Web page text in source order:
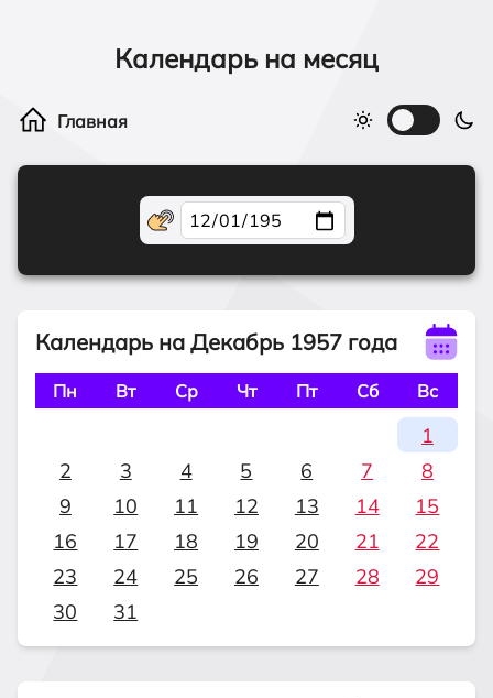
Календарь на месяц
Календарь на Декабрь 1957 года
Пн Вт Ср Чт Пт Сб Вс
1
2
3 4 5 6 7
8
9
10 11 12 13 14
15
16
17 18 19 20 21
22
23
24 25 26 27 28
29
30
31